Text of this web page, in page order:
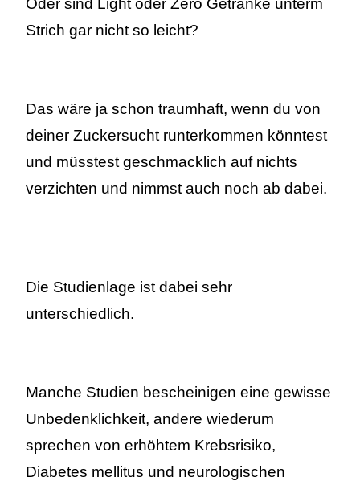
Oder sind Light oder Zero Getränke unterm
Strich gar nicht so leicht?
Das wäre ja schon traumhaft, wenn du von
deiner Zuckersucht runterkommen könntest
und müsstest geschmacklich auf nichts
verzichten und nimmst auch noch ab dabei.
Die Studienlage ist dabei sehr
unterschiedlich.
Manche Studien bescheinigen eine gewisse
Unbedenklichkeit, andere wiederum
sprechen von erhöhtem Krebsrisiko,
Diabetes mellitus und neurologischen